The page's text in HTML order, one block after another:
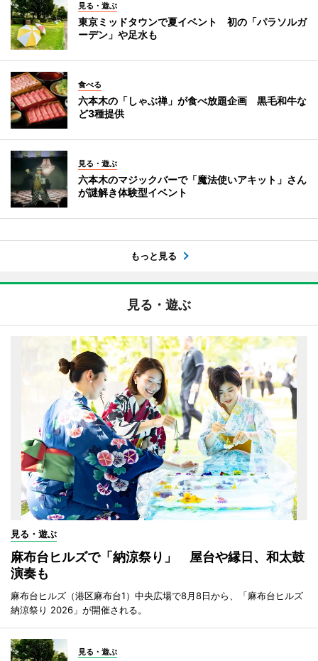
見る・遊ぶ
東京ミッドタウンで夏イベント 初の「パラソルガ
ーデン」や足水も
食べる
六本木の「しゃぶ禅」が食べ放題企画 黒毛和牛な
ど3種提供
見る・遊ぶ
六本木のマジックバーで「魔法使いアキット」さん
が謎解き体験型イベント
もっと見る
見る・遊ぶ
見る・遊ぶ
麻布台ヒルズで「納涼祭り」 屋台や縁日、和太鼓
演奏も
麻布台ヒルズ（港区麻布台1）中央広場で8月8日から、「麻布台ヒルズ
納涼祭り 2026」が開催される。
見る・遊ぶ